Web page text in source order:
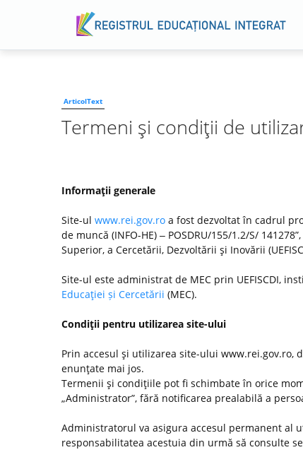
ArticolText
Termeni şi condiţii de
Informaţii generale
Site-ul www.rei.gov.ro a fost dezvoltat în cadrul
de muncă (INFO-HE) ‒ POSDRU/155/1.2/S/
Superior, a Cercetării, Dezvoltării şi Inovării
Site-ul este administrat de MEC prin UEFISCDI,
Educaţiei și Cercetării (MEC).
Condiţii pentru utilizarea site-ului
Prin accesul şi utilizarea site-ului
enunţate mai jos.
Termenii şi condiţiile pot fi schimbate în orice
„Administrator”, fără notificarea prealabilă a
Administratorul va asigura accesul permanent
responsabilitatea acestuia din urmă să consulte